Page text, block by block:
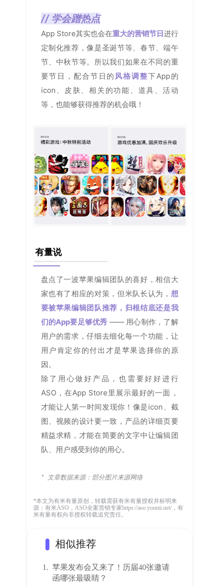
// 学会蹭热点
App Store其实也会在重大的营销节日进行
定制化推荐，像是圣诞节等、春节、端午
节、中秋节等。所以我们如果在不同的重
要节日，配合节日的 风格调整下App的
icon、皮肤、相关的功能、道具、活动
等，也能够获得推荐的机会哦！
有量说
盘点了一波苹果编辑团队的喜好，相信大
家也有了相应的对策，但米队长认为， 想
要被苹果编辑团队推荐，归根结底还是我
们的App要足够优秀 —— 用心制作，了解
用户的需求，仔细去细化每一个功能，让
用户肯定你的付出才是苹果选择你的原
因。
除了用心做好产品，也需要好好进行
ASO，在App Store里展示最好的一面，
才能让人第一时间发现你！像是icon、截
图、视频的设计要一致，产品的详细页要
精益求精，才能在简要的文字中让编辑团
队、用户感受到你的用心。
* 文章数据来源： 部分图片来源网络
*本文为有米有量原创，转载需获有米有量授权并标明来
源：有米ASO，ASO全案营销专家https://aso.youmi.net/，有
米有量有权向非授权转载追究责任。
相似推荐
1. 苹果发布会又来了！历届40张邀请
函哪张最吸睛？